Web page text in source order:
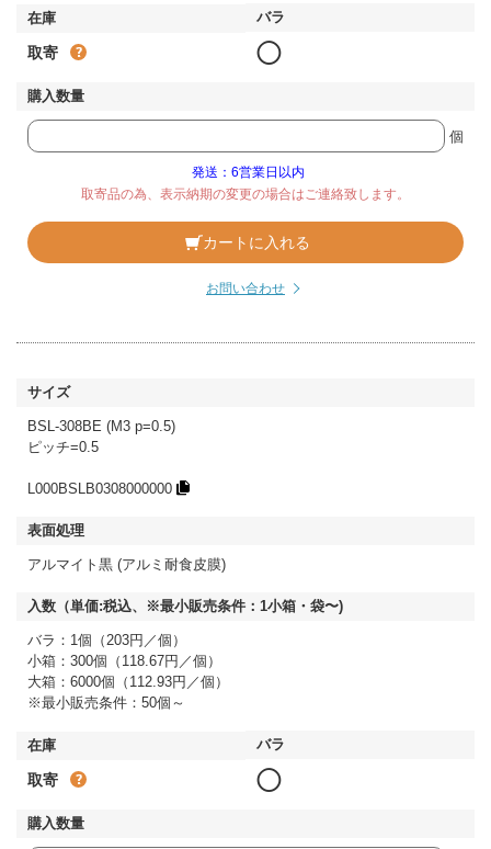
取寄 ◯
個
発送：6営業日以内
取寄品の為、表示納期の変更の場合はご連絡致します。
カートに入れる
お問い合わせ
BSL-308BE (M3 p=0.5)
ピッチ=0.5
L000BSLB0308000000
アルマイト黒 (アルミ耐食皮膜)
バラ：1個（203円／個）
小箱：300個（118.67円／個）
大箱：6000個（112.93円／個）
※最小販売条件：50個～
取寄 ◯